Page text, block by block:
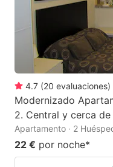
4.7 (20 evaluaciones)
Modernizado
2. Central y cerca
Apartamento · 2
22 € por noche*